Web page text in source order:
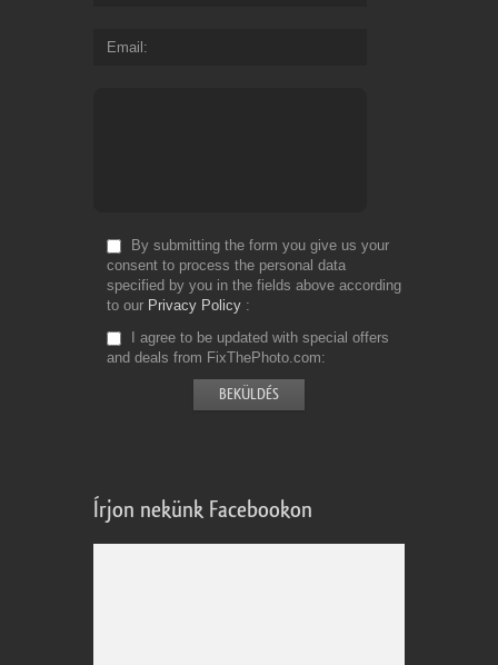
Email
By submitting the form you give us your
consent to process the personal data
specified by you in the fields above according
to our Privacy Policy
I agree to be updated with special offers
and deals from FixThePhoto.com
Írjon nekünk Facebookon